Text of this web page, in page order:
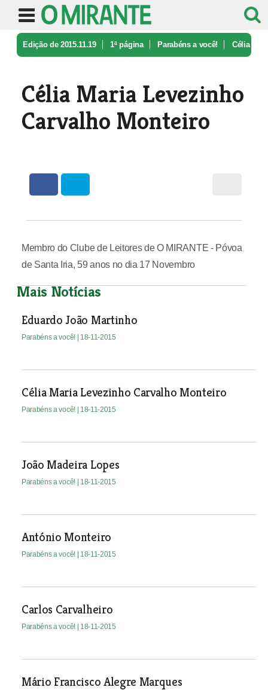
Edição de 2015.11.19 1ª página Parabéns a você! Célia
Célia Maria Levezinho
Carvalho Monteiro
Membro do Clube de Leitores de O MIRANTE - Póvoa
de Santa Iria, 59 anos no dia 17 Novembro
Mais Notícias
Eduardo João Martinho
Parabéns a você! | 18-11-2015
Célia Maria Levezinho Carvalho Monteiro
Parabéns a você! | 18-11-2015
João Madeira Lopes
Parabéns a você! | 18-11-2015
António Monteiro
Parabéns a você! | 18-11-2015
Carlos Carvalheiro
Parabéns a você! | 18-11-2015
Mário Francisco Alegre Marques